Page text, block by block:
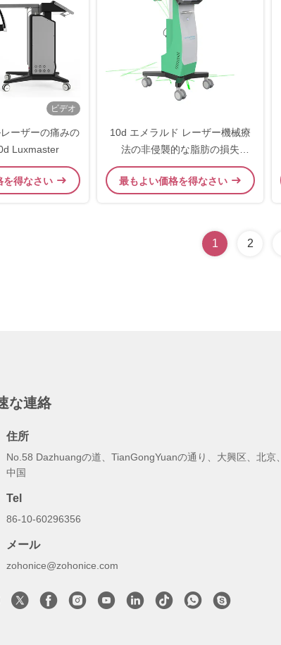
ビデオ
ーザーの痛みの
Luxmaster
を得なさい
10d エメラルド レーザー機械療
法の非侵襲的な脂肪の損失
635nm 532nm の痩身
最もよい価格を得なさい
1 2
な連絡
住所
No.58 Dazhuangの道、TianGongYuanの通り、大興区、北京、
中国
Tel
86-10-60296356
メール
zohonice@zohonice.com